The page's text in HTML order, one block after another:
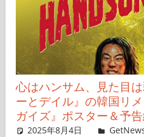
心はハンサム、見た目
ーとデイル』の韓国リ
ガイズ』ポスター＆予
2025年8月4日 レイナス